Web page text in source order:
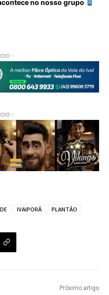
no nosso grupo
-
-
IVAIPORÃ
PLANTÃO
Próximo artigo